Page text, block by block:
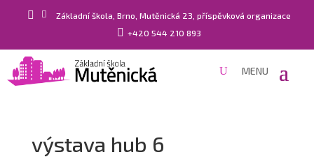
  Základní škola, Brno, Mutěnická 23, příspěvková organizace
 +420 544 210 893
výstava hub 6